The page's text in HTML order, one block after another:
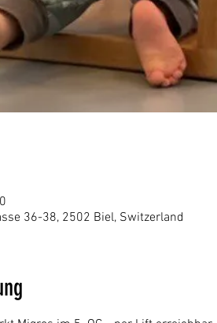
36-38, 2502 Biel, Switzerland